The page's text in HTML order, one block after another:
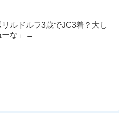
リルドルフ3歳でJC3着？大し
ーな」→